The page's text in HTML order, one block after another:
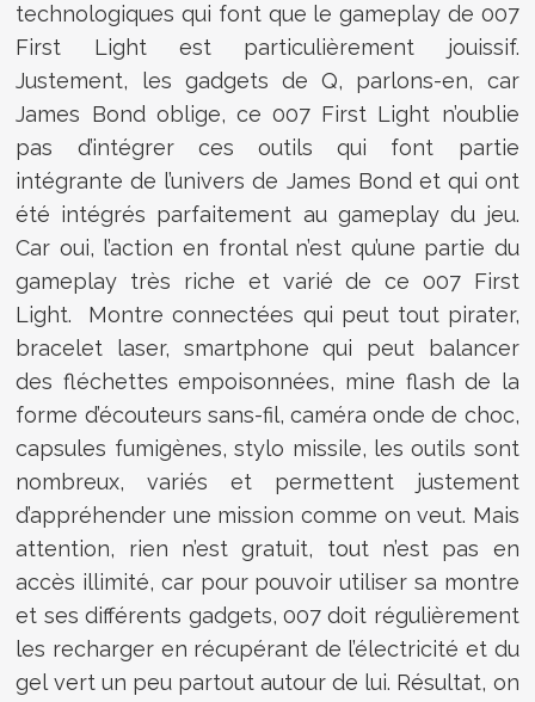
technologiques qui font que le gameplay de 007
First Light est particulièrement jouissif.
Justement, les gadgets de Q, parlons-en, car
James Bond oblige, ce 007 First Light n’oublie
pas d’intégrer ces outils qui font partie
intégrante de l’univers de James Bond et qui ont
été intégrés parfaitement au gameplay du jeu.
Car oui, l’action en frontal n’est qu’une partie du
gameplay très riche et varié de ce 007 First
Light. Montre connectées qui peut tout pirater,
bracelet laser, smartphone qui peut balancer
des fléchettes empoisonnées, mine flash de la
forme d’écouteurs sans-fil, caméra onde de choc,
capsules fumigènes, stylo missile, les outils sont
nombreux, variés et permettent justement
d’appréhender une mission comme on veut. Mais
attention, rien n’est gratuit, tout n’est pas en
accès illimité, car pour pouvoir utiliser sa montre
et ses différents gadgets, 007 doit régulièrement
les recharger en récupérant de l’électricité et du
gel vert un peu partout autour de lui. Résultat, on